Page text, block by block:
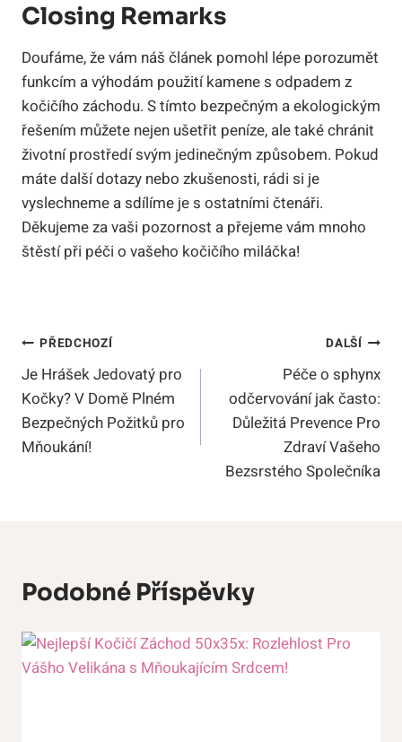
Closing Remarks
Doufáme, že vám náš článek pomohl lépe porozumět
funkcím a výhodám použití kamene s odpadem z
kočičího záchodu. S tímto bezpečným a ekologickým
řešením můžete nejen ušetřit peníze, ale také chránit
životní prostředí svým jedinečným způsobem. Pokud
máte další dotazy nebo zkušenosti, rádi si je
vyslechneme a sdílíme je s ostatními čtenáři.
Děkujeme za vaši pozornost a přejeme vám mnoho
štěstí při péči o vašeho kočičího miláčka!
Navigace
Pro
Příspěvek
PŘEDCHOZÍ
Je Hrášek Jedovatý pro
Kočky? V Domě Plném
Bezpečných Požitků pro
Mňoukání!
DALŠÍ
Péče o sphynx
odčervování jak často:
Důležitá Prevence Pro
Zdraví Vašeho
Bezsrstého Společníka
Podobné Příspěvky